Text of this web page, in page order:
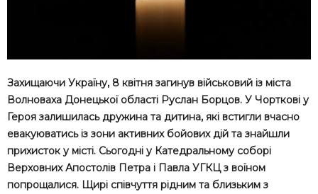
Захищаючи Україну, 8 квітня загинув військовий із міста
Волноваха Донецької області Руслан Борцов. У Чорткові у
Героя залишилась дружина та дитина, які встигли вчасно
евакуюватись із зони активних бойових дій та знайшли
прихисток у місті. Сьогодні у Катедральному соборі
Верховних Апостолів Петра і Павла УГКЦ з воїном
попрощалися. Щирі співчуття рідним та близьким з